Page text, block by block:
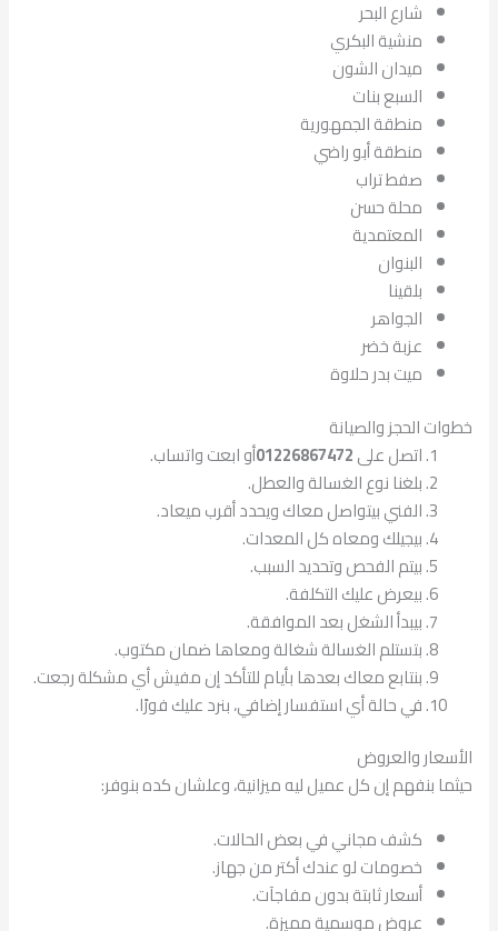
شارع البحر
منشية البكري
ميدان الشون
السبع بنات
منطقة الجمهورية
منطقة أبو راضي
صفط تراب
محلة حسن
المعتمدية
البنوان
بلقينا
الجواهر
عزبة خضر
ميت بدر حلاوة
خطوات الحجز والصيانة
اتصل على01226867472أو ابعت واتساب.
بلغنا نوع الغسالة والعطل.
الفني بيتواصل معاك ويحدد أقرب ميعاد.
بيجيلك ومعاه كل المعدات.
بيتم الفحص وتحديد السبب.
بيعرض عليك التكلفة.
بيبدأ الشغل بعد الموافقة.
بتستلم الغسالة شغالة ومعاها ضمان مكتوب.
بنتابع معاك بعدها بأيام للتأكد إن مفيش أي مشكلة رجعت.
في حالة أي استفسار إضافي، بنرد عليك فورًا.
الأسعار والعروض
حيثما بنفهم إن كل عميل ليه ميزانية، وعلشان كده بنوفر:
كشف مجاني في بعض الحالات.
خصومات لو عندك أكتر من جهاز.
أسعار ثابتة بدون مفاجآت.
عروض موسمية مميزة.